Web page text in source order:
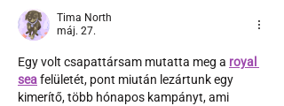
Tima North
máj. 27.
Egy volt csapattársam mutatta meg a royal
sea felületét, pont miután lezártunk egy
kimerítő, több hónapos kampányt, ami